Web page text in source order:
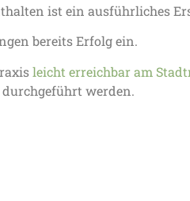
ist ein ausführliches
bereits Erfolg ein.
leicht erreichbar am
werden.